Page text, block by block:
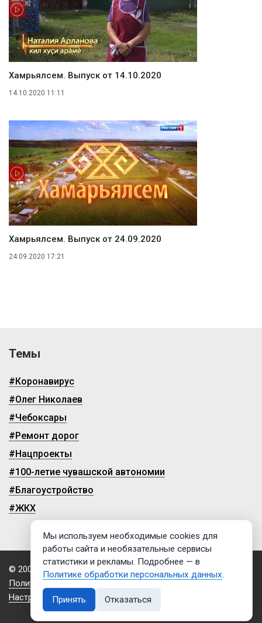
Хамӑрьялсем. Выпуск от 14.10.2020
14.10.2020 11:11
Хамӑрьялсем. Выпуск от 24.09.2020
24.09.2020 17:21
Темы
#Коронавирус
#Олег Николаев
#Чебоксары
#Ремонт дорог
#Нацпроекты
#100-летие чувашской автономии
#Благоустройство
#ЖКХ
© 2009-2026, ГТРК «Чувашия»
Политика обработки персональных данных
Настройки cookies
Мы используем необходимые cookies для
работы сайта и необязательные сервисы
статистики и рекламы. Подробнее — в
Политике обработки персональных данных.
Принять Отказаться